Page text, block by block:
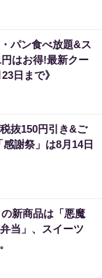
パン食べ放題&ス
はお得!最新クー
日まで》
抜150円引き&ご
謝祭」は8月14日
の新商品は「悪魔
当」、スイーツ